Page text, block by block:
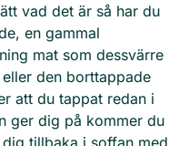
vad det är så har du
en gammal
mat som dessvärre
den borttappade
att du tappat redan i
ger dig på kommer du
tillbaka i soffan med